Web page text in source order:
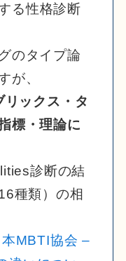
る性格診断
のタイプ論
が、
リックス・タ
標・理論に
診断の結
種類）の相
MBTI協会 –